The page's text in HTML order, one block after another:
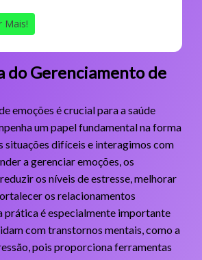
Mais!
do Gerenciamento de
emoções é crucial para a saúde
um papel fundamental na forma
situações difíceis e interagimos com
a gerenciar emoções, os
os níveis de estresse, melhorar
os relacionamentos
prática é especialmente importante
com transtornos mentais, como a
pois proporciona ferramentas